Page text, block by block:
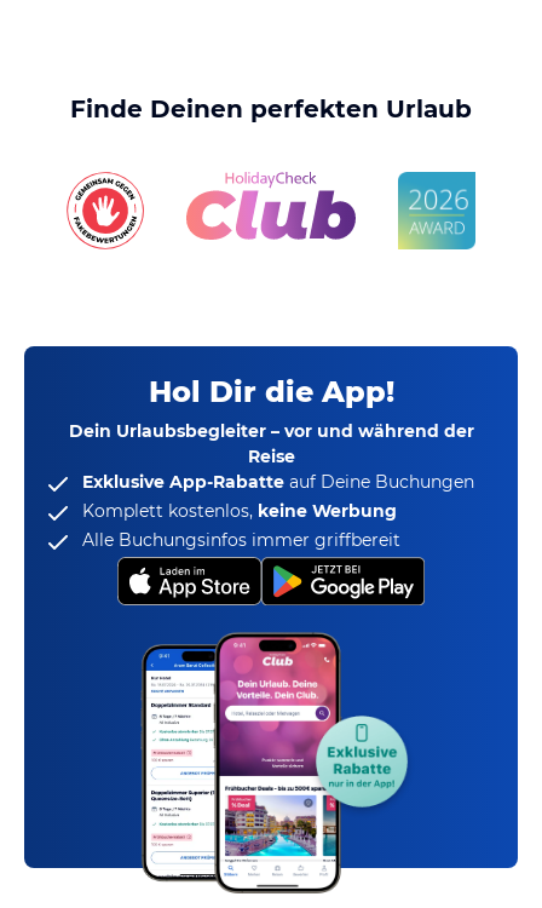
Finde Deinen perfekten Urlaub
Hol Dir die App!
Dein Urlaubsbegleiter – vor und während der
Reise
Exklusive App-Rabatte auf Deine Buchungen
Komplett kostenlos, keine Werbung
Alle Buchungsinfos immer griffbereit